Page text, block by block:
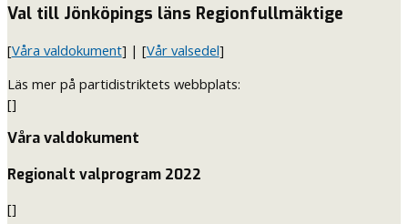
Val till Jönköpings läns Regionfullmäktige
[Våra valdokument] | [Vår valsedel]
Läs mer på partidistriktets webbplats:
[]
Våra valdokument
Regionalt valprogram 2022
[]